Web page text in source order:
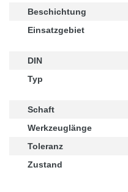
Beschichtung
Einsatzgebiet
DIN
Typ
Schaft
Werkzeuglänge
Toleranz
Zustand